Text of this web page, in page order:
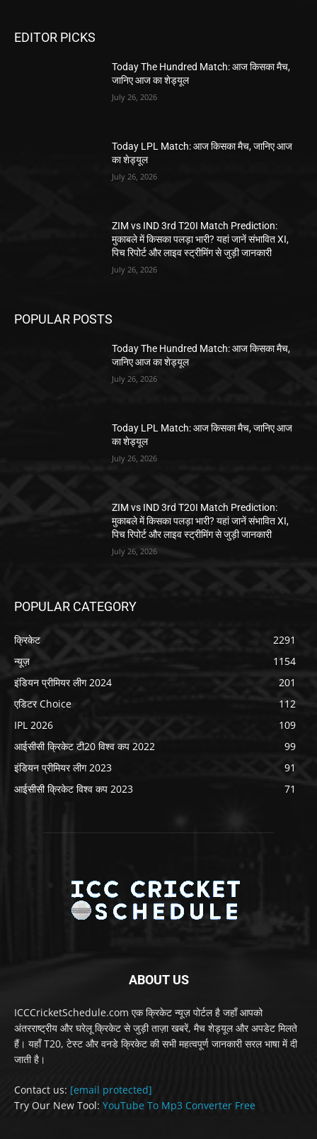
EDITOR PICKS
Today The Hundred Match: आज किसका मैच,
जानिए आज का शेड्यूल
July 26, 2026
Today LPL Match: आज किसका मैच, जानिए आज
का शेड्यूल
July 26, 2026
ZIM vs IND 3rd T20I Match Prediction:
मुकाबले में किसका पलड़ा भारी? यहां जानें संभावित XI,
पिच रिपोर्ट और लाइव स्ट्रीमिंग से जुड़ी जानकारी
July 26, 2026
POPULAR POSTS
Today The Hundred Match: आज किसका मैच,
जानिए आज का शेड्यूल
July 26, 2026
Today LPL Match: आज किसका मैच, जानिए आज
का शेड्यूल
July 26, 2026
ZIM vs IND 3rd T20I Match Prediction:
मुकाबले में किसका पलड़ा भारी? यहां जानें संभावित XI,
पिच रिपोर्ट और लाइव स्ट्रीमिंग से जुड़ी जानकारी
July 26, 2026
POPULAR CATEGORY
क्रिकेट
2291
न्यूज़
1154
इंडियन प्रीमियर लीग 2024
201
एडिटर Choice
112
IPL 2026
109
आईसीसी क्रिकेट टी20 विश्व कप 2022
99
इंडियन प्रीमियर लीग 2023
91
आईसीसी क्रिकेट विश्व कप 2023
71
ABOUT US
ICCCricketSchedule.com एक क्रिकेट न्यूज़ पोर्टल है जहाँ आपको
अंतरराष्ट्रीय और घरेलू क्रिकेट से जुड़ी ताज़ा खबरें, मैच शेड्यूल और अपडेट मिलते
हैं। यहाँ T20, टेस्ट और वनडे क्रिकेट की सभी महत्वपूर्ण जानकारी सरल भाषा में दी
जाती है।
Contact us: [email protected]
Try Our New Tool: YouTube To Mp3 Converter Free